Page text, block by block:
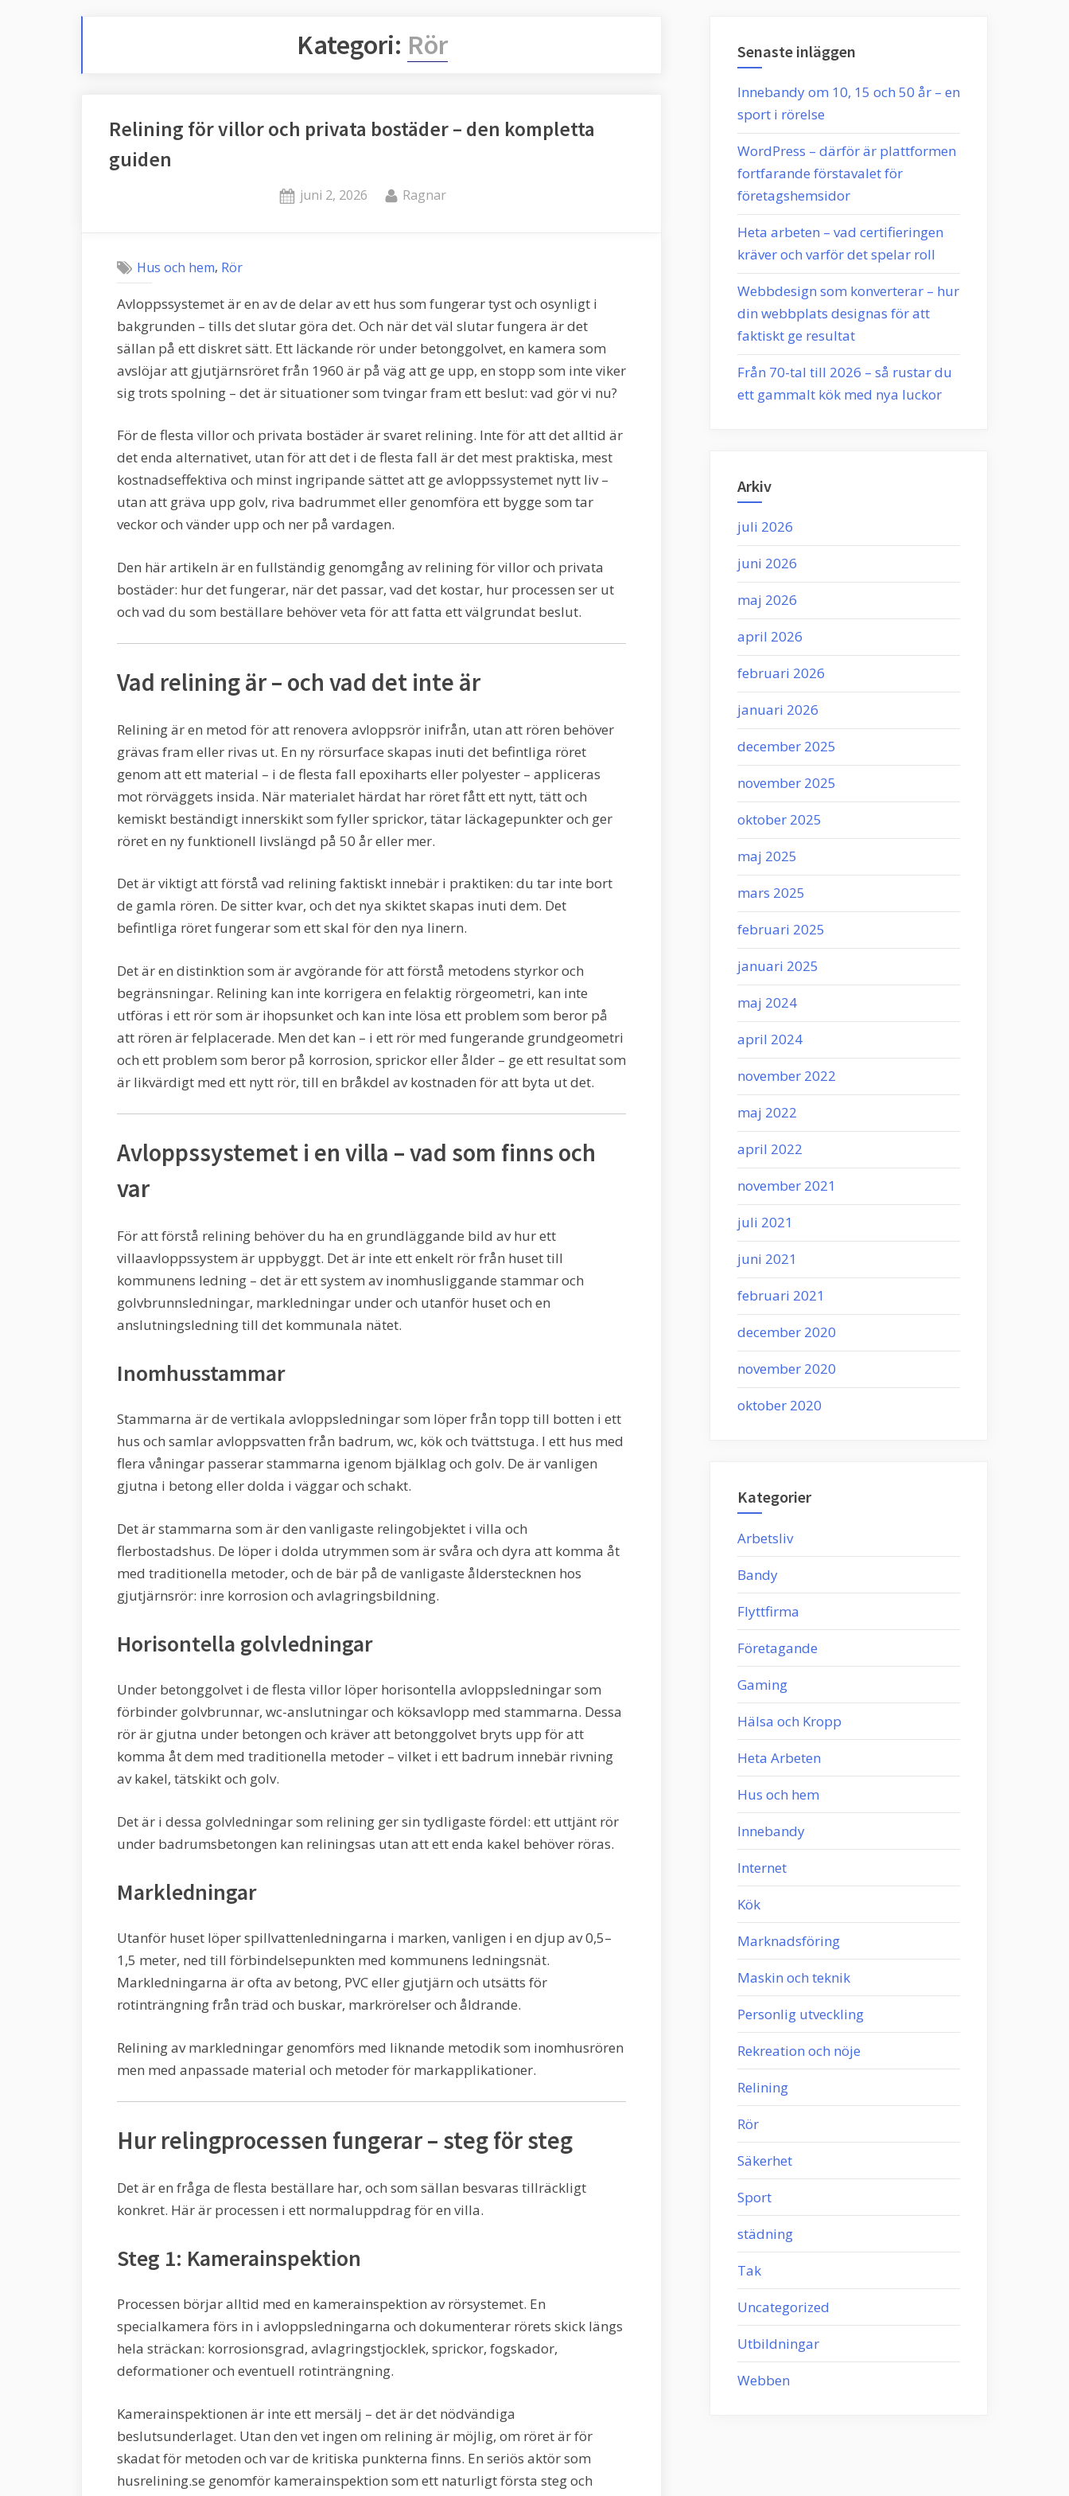
Kategori: Rör
Relining för villor och privata bostäder – den kompletta
guiden
Posted
juni 2, 2026 By
Ragnar
Hus och hem, Rör
Avloppssystemet är en av de delar av ett hus som fungerar tyst och osynligt i
bakgrunden – tills det slutar göra det. Och när det väl slutar fungera är det
sällan på ett diskret sätt. Ett läckande rör under betonggolvet, en kamera som
avslöjar att gjutjärnsröret från 1960 är på väg att ge upp, en stopp som inte viker
sig trots spolning – det är situationer som tvingar fram ett beslut: vad gör vi nu?
För de flesta villor och privata bostäder är svaret relining. Inte för att det alltid är
det enda alternativet, utan för att det i de flesta fall är det mest praktiska, mest
kostnadseffektiva och minst ingripande sättet att ge avloppssystemet nytt liv –
utan att gräva upp golv, riva badrummet eller genomföra ett bygge som tar
veckor och vänder upp och ner på vardagen.
Den här artikeln är en fullständig genomgång av relining för villor och privata
bostäder: hur det fungerar, när det passar, vad det kostar, hur processen ser ut
och vad du som beställare behöver veta för att fatta ett välgrundat beslut.
Vad relining är – och vad det inte är
Relining är en metod för att renovera avloppsrör inifrån, utan att rören behöver
grävas fram eller rivas ut. En ny rörsurface skapas inuti det befintliga röret
genom att ett material – i de flesta fall epoxiharts eller polyester – appliceras
mot rörväggets insida. När materialet härdat har röret fått ett nytt, tätt och
kemiskt beständigt innerskikt som fyller sprickor, tätar läckagepunkter och ger
röret en ny funktionell livslängd på 50 år eller mer.
Det är viktigt att förstå vad relining faktiskt innebär i praktiken: du tar inte bort
de gamla rören. De sitter kvar, och det nya skiktet skapas inuti dem. Det
befintliga röret fungerar som ett skal för den nya linern.
Det är en distinktion som är avgörande för att förstå metodens styrkor och
begränsningar. Relining kan inte korrigera en felaktig rörgeometri, kan inte
utföras i ett rör som är ihopsunket och kan inte lösa ett problem som beror på
att rören är felplacerade. Men det kan – i ett rör med fungerande grundgeometri
och ett problem som beror på korrosion, sprickor eller ålder – ge ett resultat som
är likvärdigt med ett nytt rör, till en bråkdel av kostnaden för att byta ut det.
Avloppssystemet i en villa – vad som finns och
var
För att förstå relining behöver du ha en grundläggande bild av hur ett
villaavloppssystem är uppbyggt. Det är inte ett enkelt rör från huset till
kommunens ledning – det är ett system av inomhusliggande stammar och
golvbrunnsledningar, markledningar under och utanför huset och en
anslutningsledning till det kommunala nätet.
Inomhusstammar
Stammarna är de vertikala avloppsledningar som löper från topp till botten i ett
hus och samlar avloppsvatten från badrum, wc, kök och tvättstuga. I ett hus med
flera våningar passerar stammarna igenom bjälklag och golv. De är vanligen
gjutna i betong eller dolda i väggar och schakt.
Det är stammarna som är den vanligaste relingobjektet i villa och
flerbostadshus. De löper i dolda utrymmen som är svåra och dyra att komma åt
med traditionella metoder, och de bär på de vanligaste ålderstecknen hos
gjutjärnsrör: inre korrosion och avlagringsbildning.
Horisontella golvledningar
Under betonggolvet i de flesta villor löper horisontella avloppsledningar som
förbinder golvbrunnar, wc-anslutningar och köksavlopp med stammarna. Dessa
rör är gjutna under betongen och kräver att betonggolvet bryts upp för att
komma åt dem med traditionella metoder – vilket i ett badrum innebär rivning
av kakel, tätskikt och golv.
Det är i dessa golvledningar som relining ger sin tydligaste fördel: ett uttjänt rör
under badrumsbetongen kan reliningsas utan att ett enda kakel behöver röras.
Markledningar
Utanför huset löper spillvattenledningarna i marken, vanligen i en djup av 0,5–
1,5 meter, ned till förbindelsepunkten med kommunens ledningsnät.
Markledningarna är ofta av betong, PVC eller gjutjärn och utsätts för
rotinträngning från träd och buskar, markrörelser och åldrande.
Relining av markledningar genomförs med liknande metodik som inomhusrören
men med anpassade material och metoder för markapplikationer.
Hur relingprocessen fungerar – steg för steg
Det är en fråga de flesta beställare har, och som sällan besvaras tillräckligt
konkret. Här är processen i ett normaluppdrag för en villa.
Steg 1: Kamerainspektion
Processen börjar alltid med en kamerainspektion av rörsystemet. En
specialkamera förs in i avloppsledningarna och dokumenterar rörets skick längs
hela sträckan: korrosionsgrad, avlagringstjocklek, sprickor, fogskador,
deformationer och eventuell rotinträngning.
Kamerainspektionen är inte ett mersälj – det är det nödvändiga
beslutsunderlaget. Utan den vet ingen om relining är möjlig, om röret är för
skadat för metoden och var de kritiska punkterna finns. En seriös aktör som
husrelining.se genomför kamerainspektion som ett naturligt första steg och
Senaste inläggen
Innebandy om 10, 15 och 50 år – en
sport i rörelse
WordPress – därför är plattformen
fortfarande förstavalet för
företagshemsidor
Heta arbeten – vad certifieringen
kräver och varför det spelar roll
Webbdesign som konverterar – hur
din webbplats designas för att
faktiskt ge resultat
Från 70-tal till 2026 – så rustar du
ett gammalt kök med nya luckor
Arkiv
juli 2026
juni 2026
maj 2026
april 2026
februari 2026
januari 2026
december 2025
november 2025
oktober 2025
maj 2025
mars 2025
februari 2025
januari 2025
maj 2024
april 2024
november 2022
maj 2022
april 2022
november 2021
juli 2021
juni 2021
februari 2021
december 2020
november 2020
oktober 2020
Kategorier
Arbetsliv
Bandy
Flyttfirma
Företagande
Gaming
Hälsa och Kropp
Heta Arbeten
Hus och hem
Innebandy
Internet
Kök
Marknadsföring
Maskin och teknik
Personlig utveckling
Rekreation och nöje
Relining
Rör
Säkerhet
Sport
städning
Tak
Uncategorized
Utbildningar
Webben